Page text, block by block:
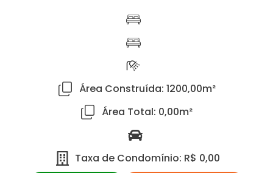
Área Construída: 1200,00m²
Área Total: 0,00m²
Taxa de Condomínio: R$ 0,00